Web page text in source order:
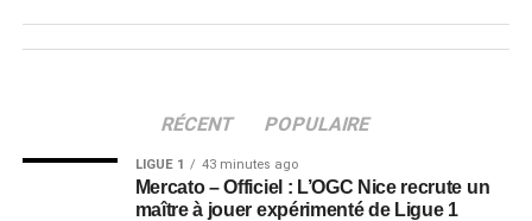
RÉCENT POPULAIRE
LIGUE 1 43 minutes ago
Mercato – Officiel : L’OGC Nice recrute un
maître à jouer expérimenté de Ligue 1